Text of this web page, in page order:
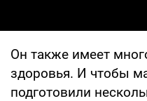
Он также имеет
здоровья. И чтобы
подготовили